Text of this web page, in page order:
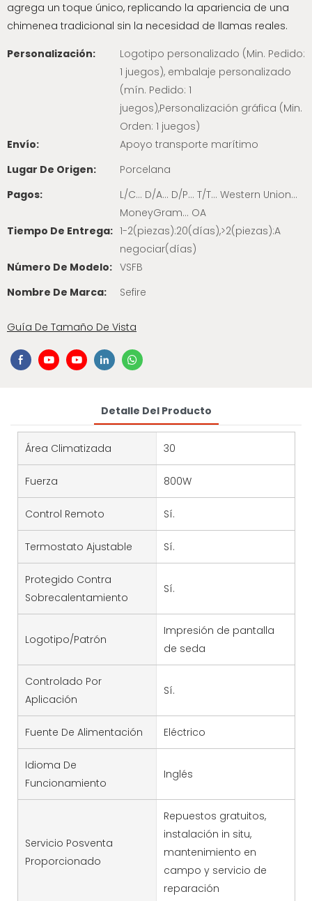
agrega un toque único, replicando la apariencia de una
chimenea tradicional sin la necesidad de llamas reales.
Personalización:
Logotipo personalizado (Min. Pedido:
1 juegos), embalaje personalizado
(mín. Pedido: 1
juegos),Personalización gráfica (Min.
Orden: 1 juegos)
Envío:
Apoyo transporte marítimo
Lugar De Origen:
Porcelana
Pagos:
L/C... D/A... D/P... T/T... Western Union...
MoneyGram... OA
Tiempo De Entrega: 1-2(piezas):20(días),>2(piezas):A
negociar(días)
Número De Modelo: VSFB
Nombre De Marca:
Sefire
Guía De Tamaño De Vista
Detalle Del Producto
Área Climatizada 30
Fuerza 800W
Control Remoto Sí.
Termostato Ajustable Sí.
Protegido Contra
Sobrecalentamiento
Sí.
Logotipo/patrón
Impresión de pantalla
de seda
Controlado Por
Aplicación
Sí.
Fuente De Alimentación Eléctrico
Idioma De
Funcionamiento
Inglés
Servicio Posventa
Proporcionado
Repuestos gratuitos,
instalación in situ,
mantenimiento en
campo y servicio de
reparación